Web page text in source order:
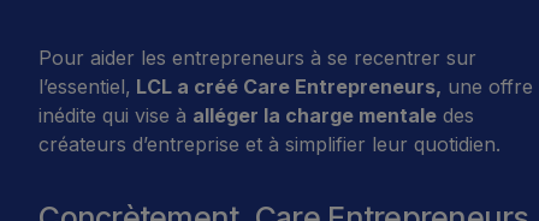
Pour aider les entrepreneurs à se recentrer sur
l’essentiel, LCL a créé Care Entrepreneurs, une offre
inédite qui vise à alléger la charge mentale des
créateurs d’entreprise et à simplifier leur quotidien.